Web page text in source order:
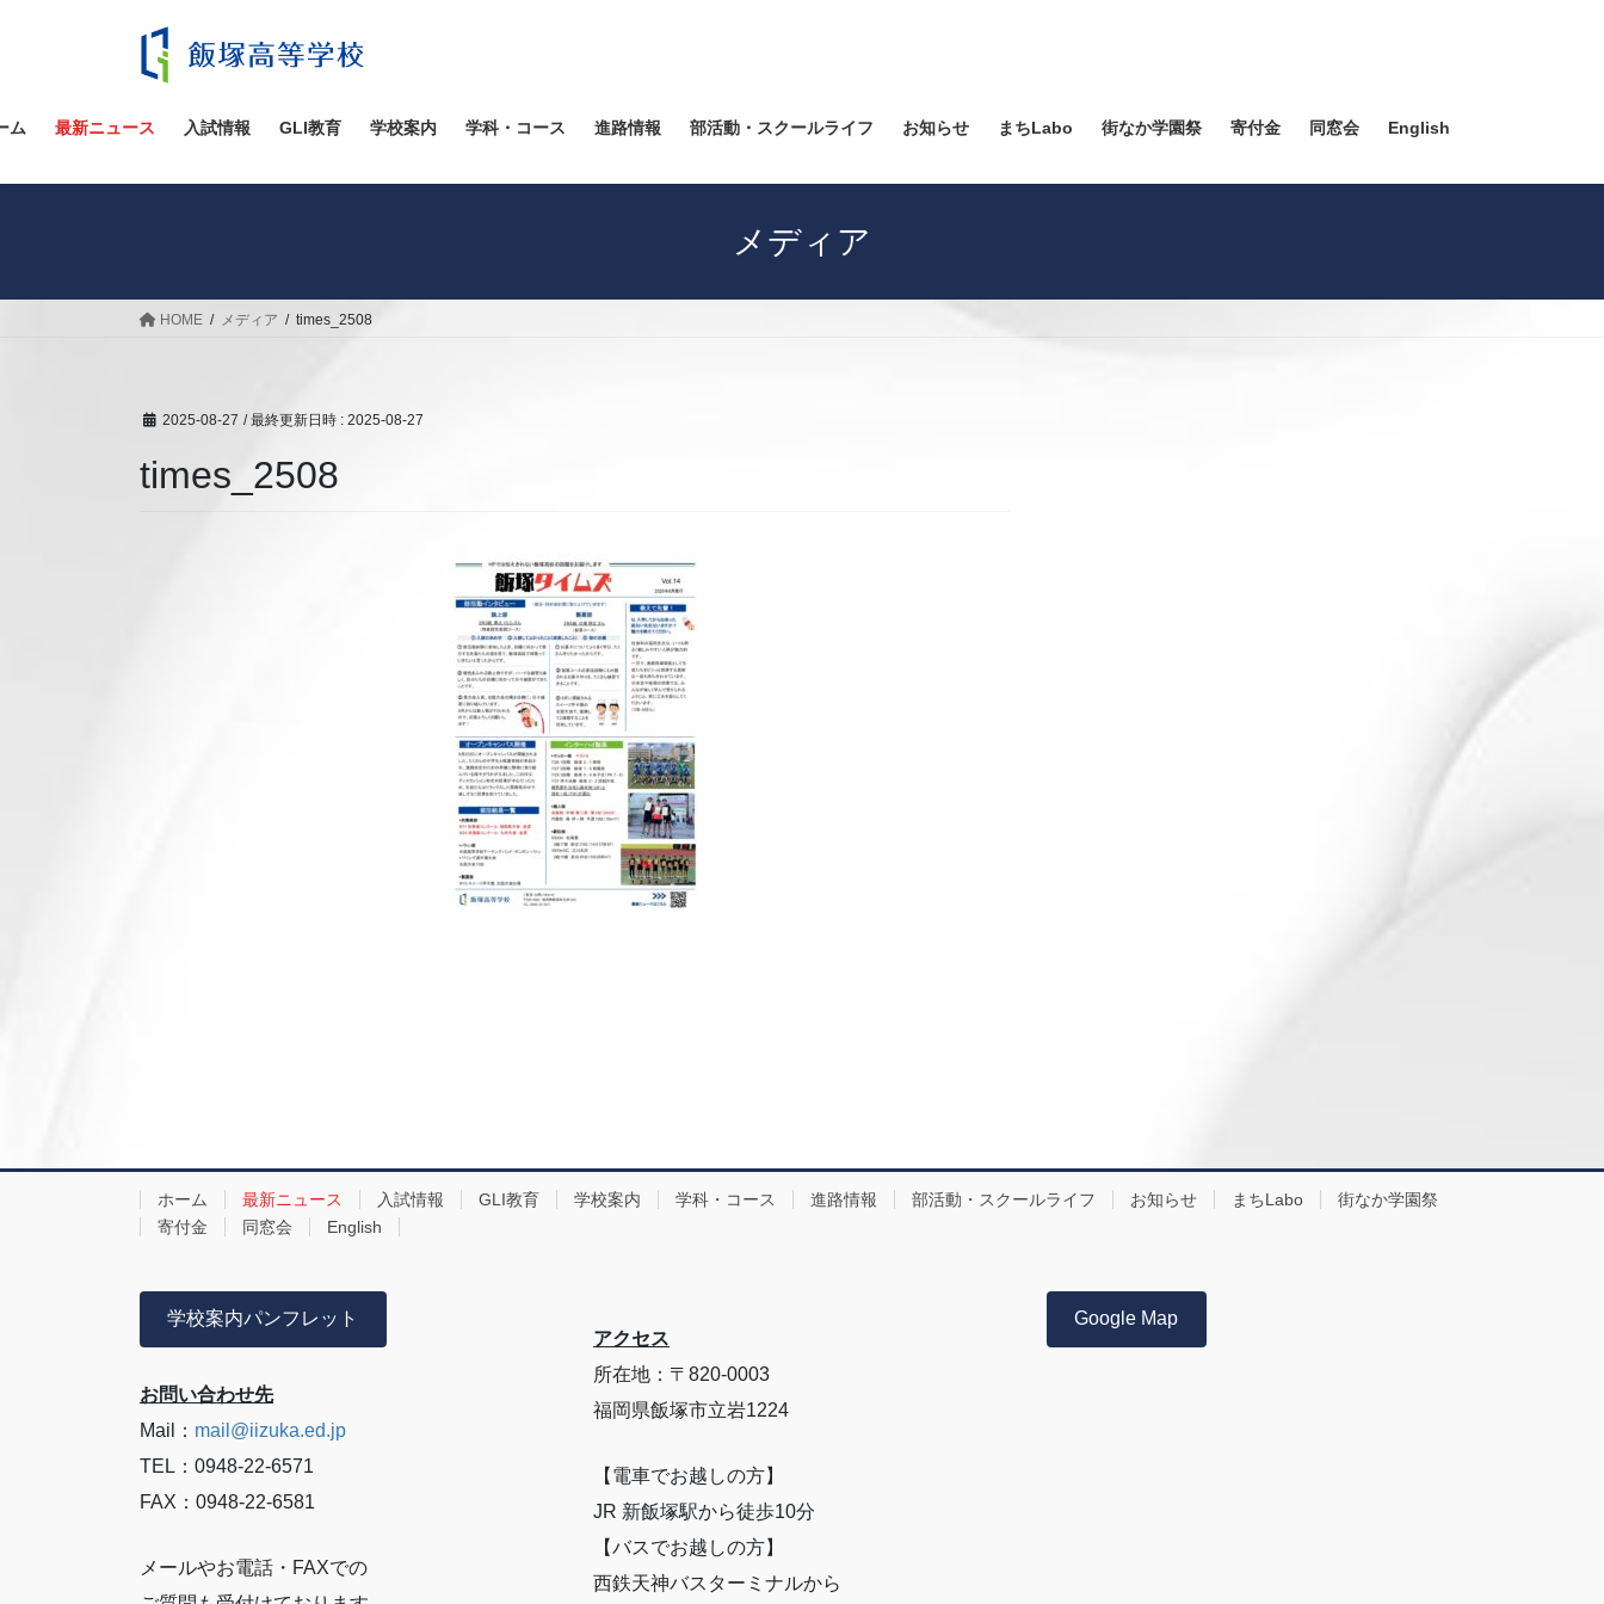
ツ
ス
シ
ン
ム 最新ニュース 入試情報 GLI教育 学校案内 学科・コース 進路情報 部活動・スクールライフ お知らせ まちLabo 街なか学園祭 寄付金 同窓会 English
メディア
HOME メディア times_2508
2025-08-27 / 最終更新日時 : 2025-08-27
times_2508
ホーム 最新ニュース 入試情報 GLI教育 学校案内 学科・コース 進路情報 部活動・スクールライフ お知らせ まちLabo
街なか学園祭
寄付金
同窓会 English
学校案内パンフレット
お問い合わせ先
Mail： mail@iizuka.ed.jp
TEL：0948-22-6571
FAX：0948-22-6581
メールやお電話・FAXでの
アクセス
所在地：〒820-0003
福岡県飯塚市立岩1224
【電車でお越しの方】
JR 新飯塚駅から徒歩10分
【バスでお越しの方】
西鉄天神バスターミナルから
Google Map